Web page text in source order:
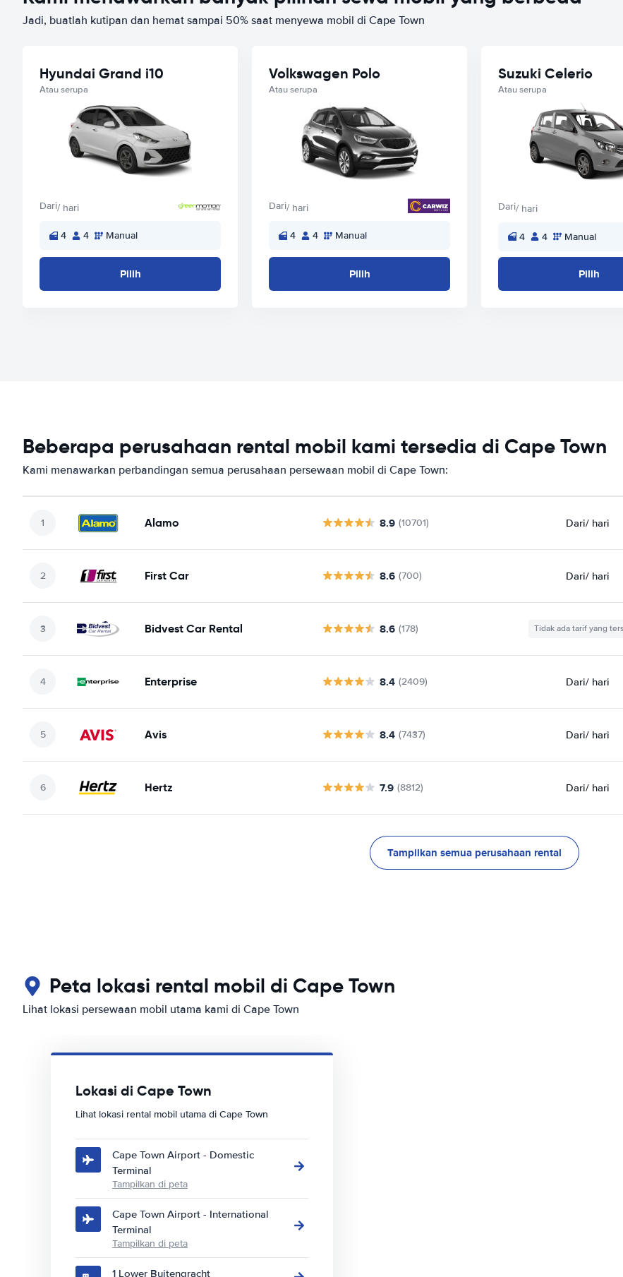
Jadi, buatlah kutipan dan hemat sampai 50% saat menyewa mobil di Cape Town
Hyundai Grand i10
Atau serupa
Dari/ hari
4 4 Manual
Pilih
Volkswagen Polo
Atau serupa
Dari/ hari
4 4 Manual
Pilih
Suzuki Celerio
Atau serupa
Dari/ hari
4 4 Manual
Pilih
Beberapa perusahaan rental mobil kami tersedia di Cape Town
Kami menawarkan perbandingan semua perusahaan persewaan mobil di Cape Town:
Alamo 8.9 (10701) Dari/ hari
First Car 8.6 (700) Dari/ hari
Bidvest Car Rental 8.6 (178) Tidak ada tarif yang
Enterprise 8.4 (2409) Dari/ hari
Avis 8.4 (7437) Dari/ hari
Hertz 7.9 (8812) Dari/ hari
Tampilkan semua perusahaan rental
Peta lokasi rental mobil di Cape Town
Lihat lokasi persewaan mobil utama kami di Cape Town
Lokasi di Cape Town
Lihat lokasi rental mobil utama di Cape Town
Cape Town Airport - Domestic
Terminal
Tampilkan di peta
Cape Town Airport - International
Terminal
Tampilkan di peta
1 Lower Buitengracht